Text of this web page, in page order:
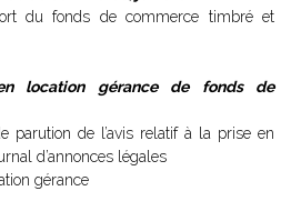
du fonds de commerce timbré et
location gérance de fonds de
parution de l’avis relatif à la prise en
d’annonces légales
gérance